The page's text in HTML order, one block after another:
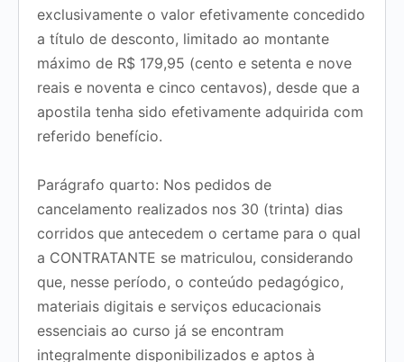
exclusivamente o valor efetivamente concedido
a título de desconto, limitado ao montante
máximo de R$ 179,95 (cento e setenta e nove
reais e noventa e cinco centavos), desde que a
apostila tenha sido efetivamente adquirida com
referido benefício.
Parágrafo quarto: Nos pedidos de
cancelamento realizados nos 30 (trinta) dias
corridos que antecedem o certame para o qual
a CONTRATANTE se matriculou, considerando
que, nesse período, o conteúdo pedagógico,
materiais digitais e serviços educacionais
essenciais ao curso já se encontram
integralmente disponibilizados e aptos à